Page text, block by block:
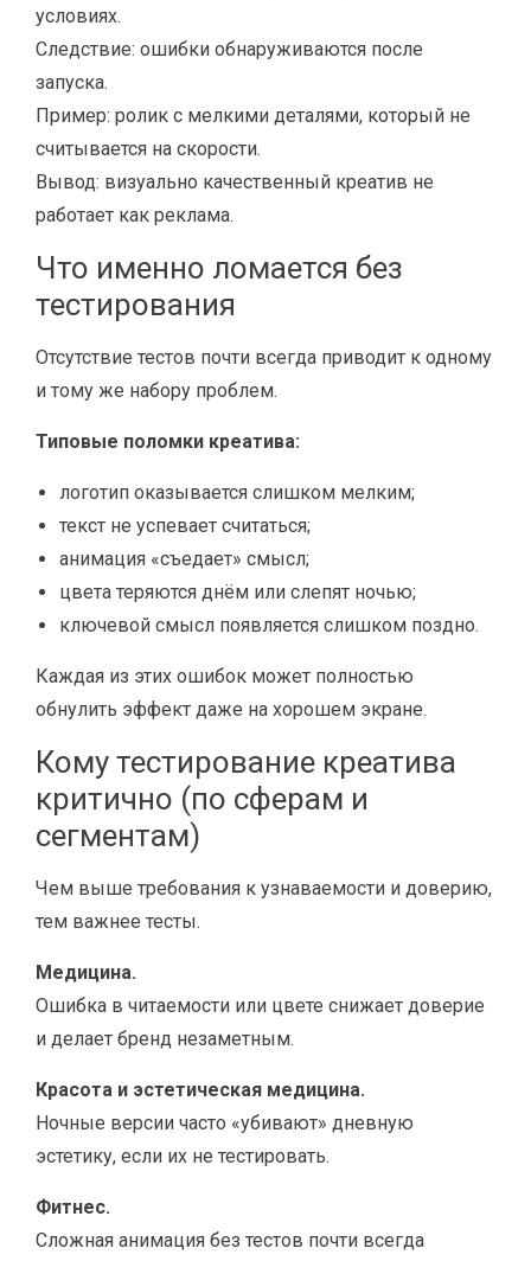
условиях.
Следствие: ошибки обнаруживаются после
запуска.
Пример: ролик с мелкими деталями, который не
считывается на скорости.
Вывод: визуально качественный креатив не
работает как реклама.
Что именно ломается без
тестирования
Отсутствие тестов почти всегда приводит к одному
и тому же набору проблем.
Типовые поломки креатива:
логотип оказывается слишком мелким;
текст не успевает считаться;
анимация «съедает» смысл;
цвета теряются днём или слепят ночью;
ключевой смысл появляется слишком поздно.
Каждая из этих ошибок может полностью
обнулить эффект даже на хорошем экране.
Кому тестирование креатива
критично (по сферам и
сегментам)
Чем выше требования к узнаваемости и доверию,
тем важнее тесты.
Медицина.
Ошибка в читаемости или цвете снижает доверие
и делает бренд незаметным.
Красота и эстетическая медицина.
Ночные версии часто «убивают» дневную
эстетику, если их не тестировать.
Фитнес.
Сложная анимация без тестов почти всегда